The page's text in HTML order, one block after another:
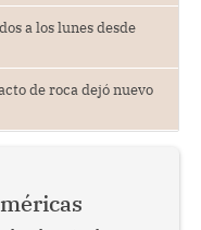
a los lunes desde
de roca dejó nuevo